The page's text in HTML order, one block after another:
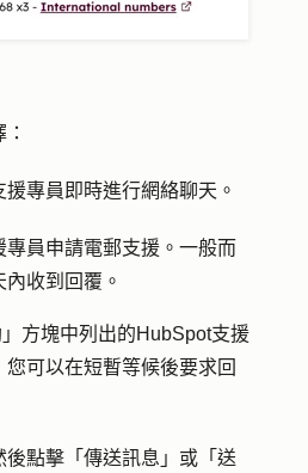
援專員即時進行網絡聊天。
專員申請電郵支援。一般而
收到回覆。
方塊中列出的HubSpot支援
可以在短暫等候後要求回
後點擊「 傳送訊息 」或 「送